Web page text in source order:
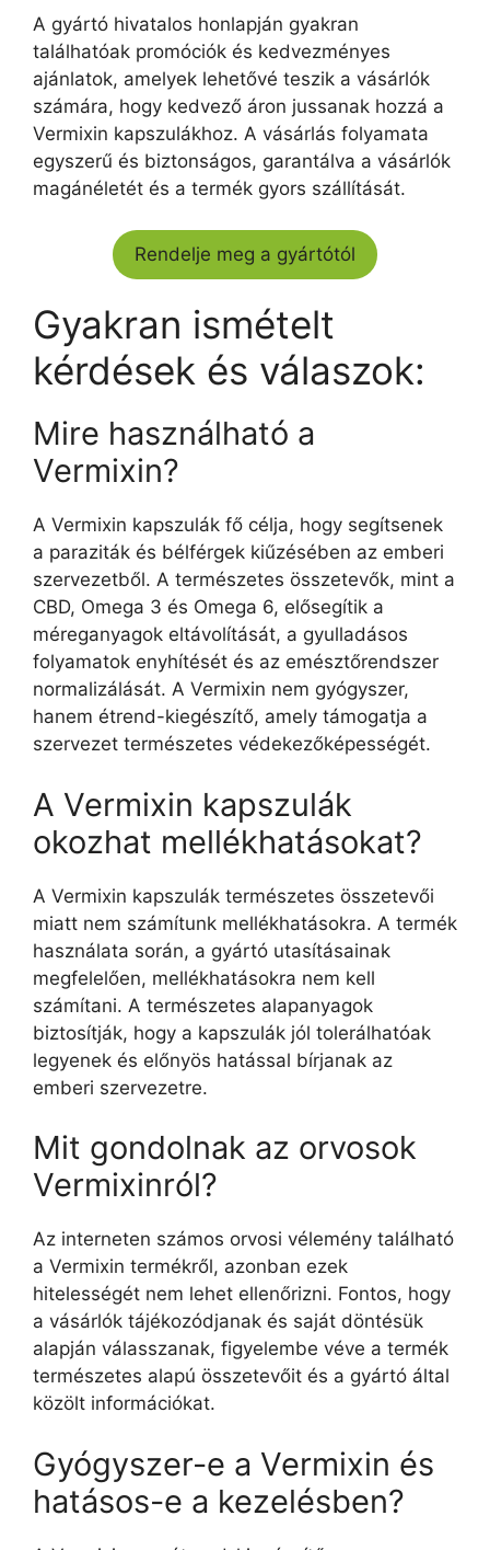
A gyártó hivatalos honlapján gyakran
találhatóak promóciók és kedvezményes
ajánlatok, amelyek lehetővé teszik a vásárlók
számára, hogy kedvező áron jussanak hozzá a
Vermixin kapszulákhoz. A vásárlás folyamata
egyszerű és biztonságos, garantálva a vásárlók
magánéletét és a termék gyors szállítását.
Rendelje meg a gyártótól
Gyakran ismételt
kérdések és válaszok:
Mire használható a
Vermixin?
A Vermixin kapszulák fő célja, hogy segítsenek
a paraziták és bélférgek kiűzésében az emberi
szervezetből. A természetes összetevők, mint a
CBD, Omega 3 és Omega 6, elősegítik a
méreganyagok eltávolítását, a gyulladásos
folyamatok enyhítését és az emésztőrendszer
normalizálását. A Vermixin nem gyógyszer,
hanem étrend-kiegészítő, amely támogatja a
szervezet természetes védekezőképességét.
A Vermixin kapszulák
okozhat mellékhatásokat?
A Vermixin kapszulák természetes összetevői
miatt nem számítunk mellékhatásokra. A termék
használata során, a gyártó utasításainak
megfelelően, mellékhatásokra nem kell
számítani. A természetes alapanyagok
biztosítják, hogy a kapszulák jól tolerálhatóak
legyenek és előnyös hatással bírjanak az
emberi szervezetre.
Mit gondolnak az orvosok
Vermixinról?
Az interneten számos orvosi vélemény található
a Vermixin termékről, azonban ezek
hitelességét nem lehet ellenőrizni. Fontos, hogy
a vásárlók tájékozódjanak és saját döntésük
alapján válasszanak, figyelembe véve a termék
természetes alapú összetevőit és a gyártó által
közölt információkat.
Gyógyszer-e a Vermixin és
hatásos-e a kezelésben?